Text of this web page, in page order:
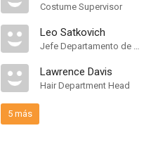
Costume Supervisor
Leo Satkovich
Jefe Departamento de Maquillaje
Lawrence Davis
Hair Department Head
5 más